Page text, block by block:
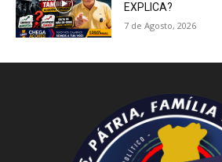
EXPLICA?
7 de Agosto, 2026